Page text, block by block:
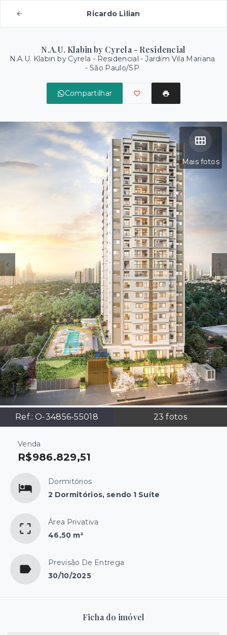
Ricardo Lilian
N.A.U. Klabin by Cyrela - Residencial
N.A.U. Klabin by Cyrela - Residencial -Jardim Vila Mariana
- São Paulo/SP
Compartilhar
Mais fotos
Ref.:O-34856-55018 23 fotos
Venda
R$986.829,51
Dormitórios
2 Dormitórios, sendo 1 Suíte
Área Privativa
46,50 m²
Previsão De Entrega
30/10/2025
Ficha do imóvel